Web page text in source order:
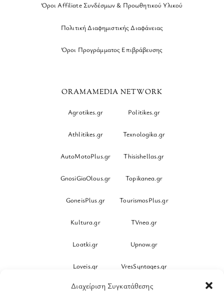
Διαχείριση Συγκατάθεσης
Όροι Affiliate Συνδέσμων & Προωθητικού Υλικού
Πολιτική Διαφημιστικής Διαφάνειας
Όροι Προγράμματος Επιβράβευσης
ORAMAMEDIA NETWORK
Agrotikes.gr Politikes.gr
Athlitikes.gr Texnologika.gr
AutoMotoPlus.gr Thisishellas.gr
GnosiGiaOlous.gr Topikanea.gr
GoneisPlus.gr TourismosPlus.gr
Kultura.gr TVnea.gr
Loatki.gr Upnow.gr
Loveis.gr VresSyntages.gr
ModernaGynaika.gr Xristianika.gr